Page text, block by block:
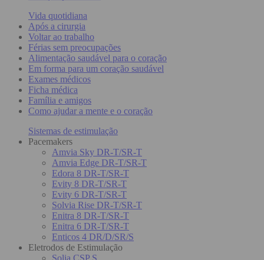
Vida quotidiana
Após a cirurgia
Voltar ao trabalho
Férias sem preocupações
Alimentação saudável para o coração
Em forma para um coração saudável
Exames médicos
Ficha médica
Família e amigos
Como ajudar a mente e o coração
Sistemas de estimulação
Pacemakers
Amvia Sky DR-T/SR-T
Amvia Edge DR-T/SR-T
Edora 8 DR-T/SR-T
Evity 8 DR-T/SR-T
Evity 6 DR-T/SR-T
Solvia Rise DR-T/SR-T
Enitra 8 DR-T/SR-T
Enitra 6 DR-T/SR-T
Enticos 4 DR/D/SR/S
Eletrodos de Estimulação
Solia CSP S